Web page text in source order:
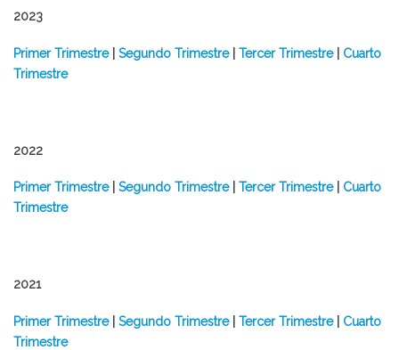
2023
​Primer Trimestre| Segundo Trimestre| Tercer Trimestre| Cuarto
Trimestre
2022
Primer Trimestre| Segundo Trimestre| Tercer Trimestre| Cuarto
Trimestre
2021
Primer Trimestre| Segundo Trimestre Tercer Trimestre| Cuarto
Trimestre